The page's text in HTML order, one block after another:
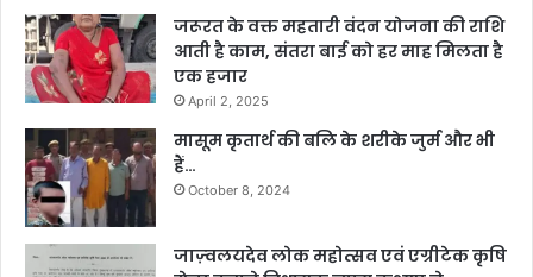
जरूरत के वक्त महतारी वंदन योजना की राशि
आती है काम, संतरा बाई को हर माह मिलता है
एक हजार
April 2, 2025
मासूम कृतार्थ की बलि के शरीके जुर्म और भी
हैं…
October 8, 2024
जाज़्वलयदेव लोक महोत्सव एवं एग्रीटेक कृषि